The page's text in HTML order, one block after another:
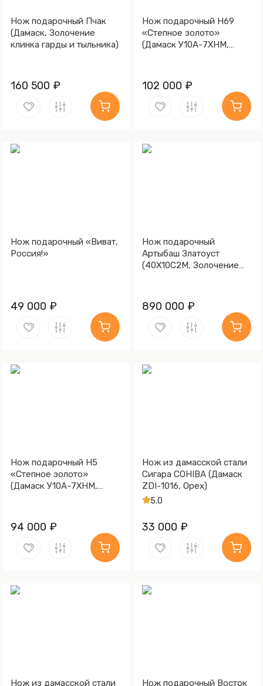
Нож подарочный Пчак
(Дамаск, Золочение
клинка гарды и тыльника)
160 500 ₽
Нож подарочный Н69
«Степное золото»
(Дамаск У10А-7ХНМ,
и тыльника)
102 000 ₽
Нож подарочный «Виват,
Россия!»
49 000 ₽
Нож подарочный
Артыбаш Златоуст
(40Х10С2М, Золочение
890 000 ₽
Нож подарочный Н5
«Степное золото»
(Дамаск У10А-7ХНМ,
гарды и тыльника)
94 000 ₽
Нож из дамасской стали
Сигара COHIBA (Дамаск
ZDI-1016, Орех)
5.0
33 000 ₽
Нож из дамасской стали Нож подарочный Восток